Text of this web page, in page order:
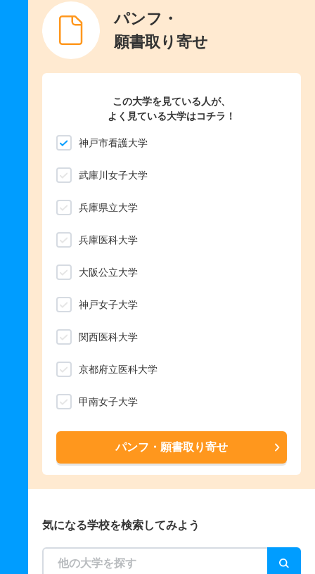
パンフ・
願書取り寄せ
この大学を見ている人が、
よく見ている大学はコチラ！
神戸市看護大学
武庫川女子大学
兵庫県立大学
兵庫医科大学
大阪公立大学
神戸女子大学
関西医科大学
京都府立医科大学
甲南女子大学
パンフ・願書取り寄せ
気になる学校を検索してみよう